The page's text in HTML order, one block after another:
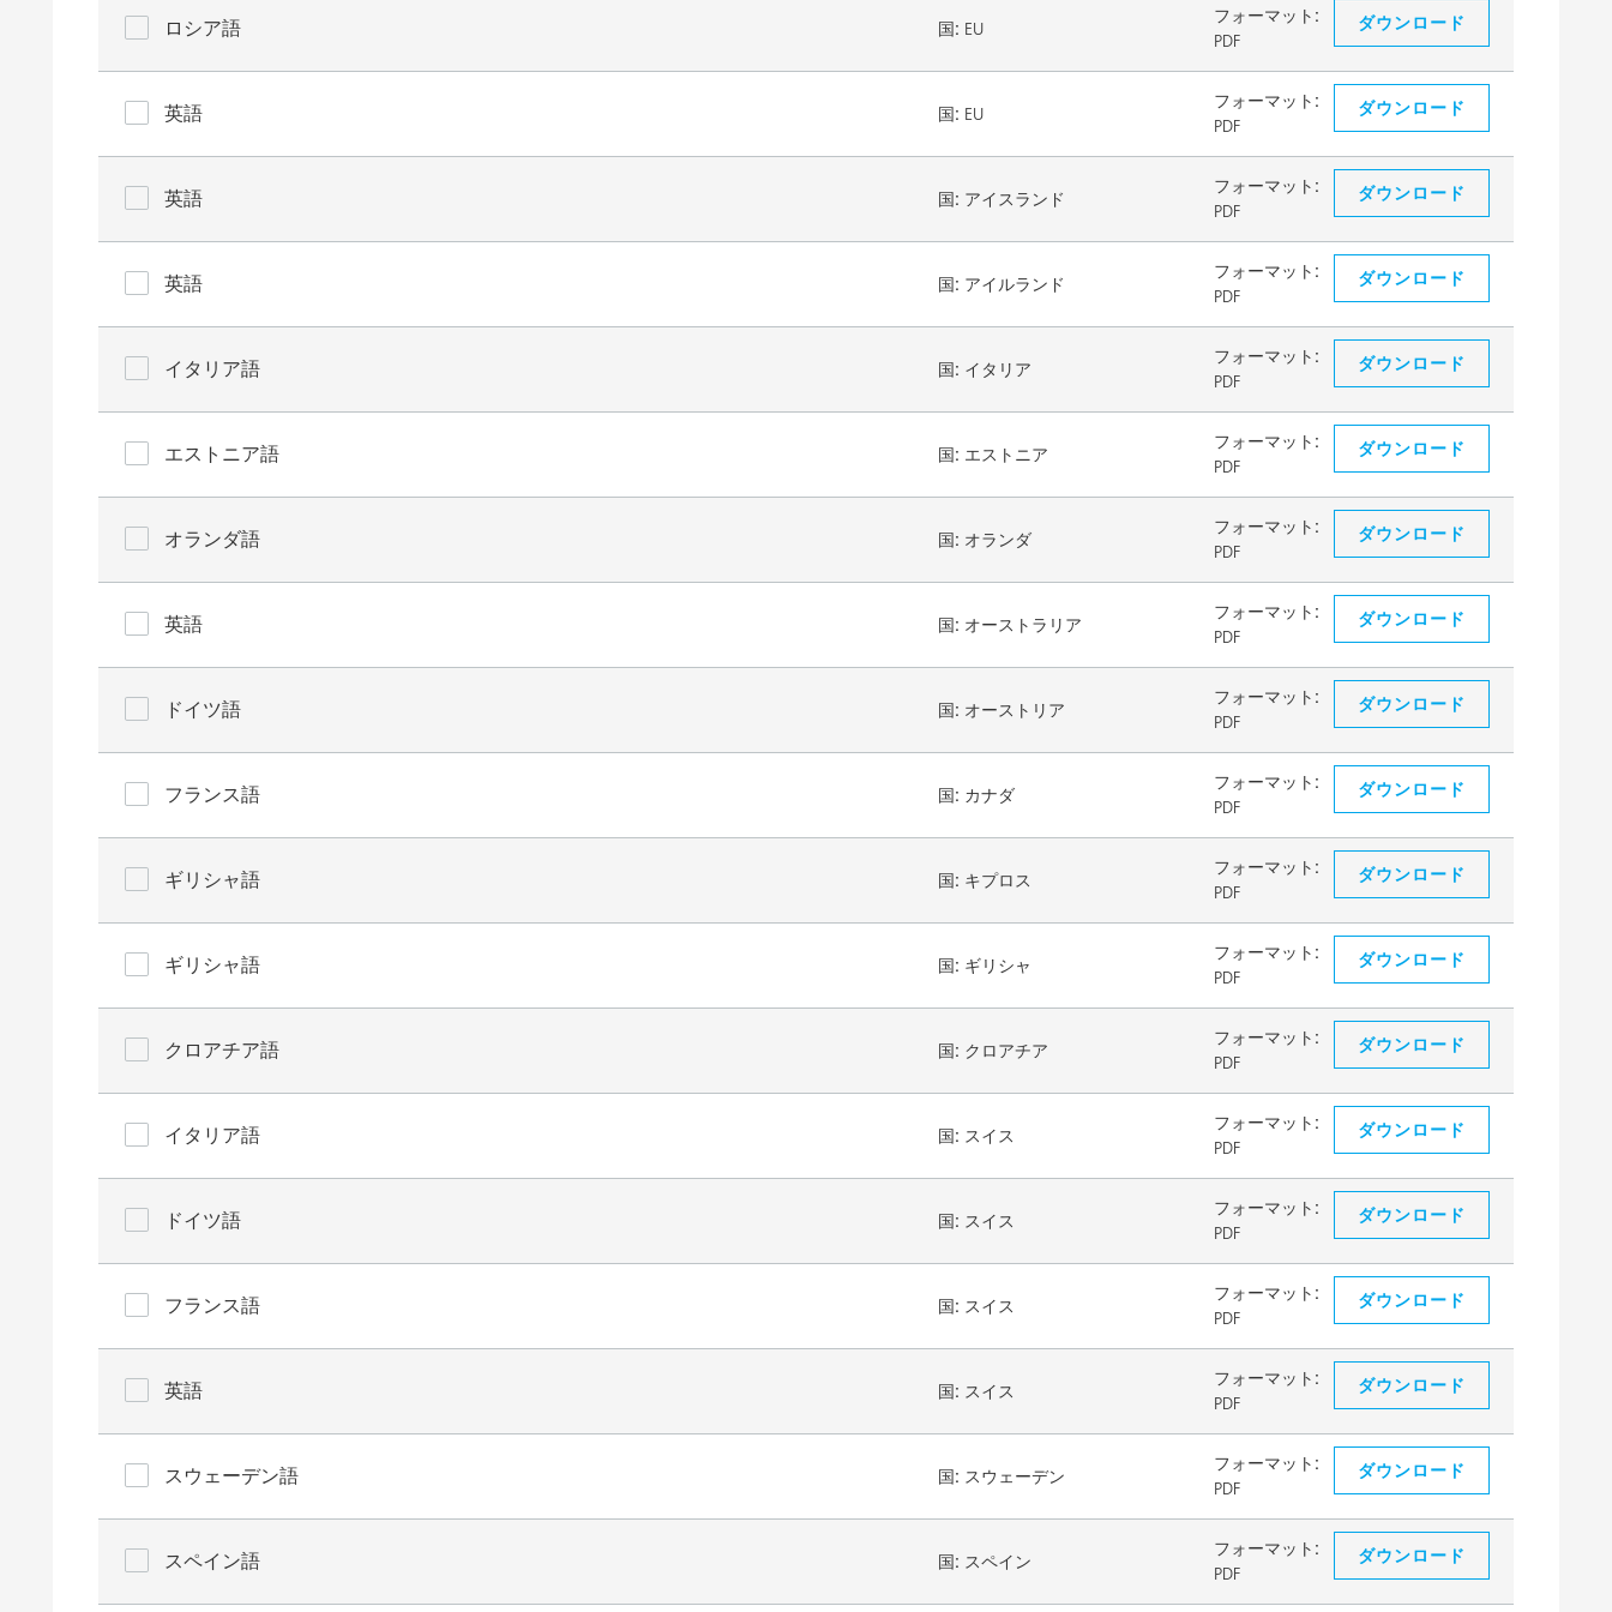
ロシア語 国: EU
フォーマット:
PDF
ダウンロード
英語 国: EU
フォーマット:
PDF
ダウンロード
英語 国: アイスランド
フォーマット:
PDF
ダウンロード
英語 国: アイルランド
フォーマット:
PDF
ダウンロード
イタリア語 国: イタリア
フォーマット:
PDF
ダウンロード
エストニア語 国: エストニア
フォーマット:
PDF
ダウンロード
オランダ語 国: オランダ
フォーマット:
PDF
ダウンロード
英語 国: オーストラリア
フォーマット:
PDF
ダウンロード
ドイツ語 国: オーストリア
フォーマット:
PDF
ダウンロード
フランス語 国: カナダ
フォーマット:
PDF
ダウンロード
ギリシャ語 国: キプロス
フォーマット:
PDF
ダウンロード
ギリシャ語 国: ギリシャ
フォーマット:
PDF
ダウンロード
クロアチア語 国: クロアチア
フォーマット:
PDF
ダウンロード
イタリア語 国: スイス
フォーマット:
PDF
ダウンロード
ドイツ語 国: スイス
フォーマット:
PDF
ダウンロード
フランス語 国: スイス
フォーマット:
PDF
ダウンロード
英語 国: スイス
フォーマット:
PDF
ダウンロード
スウェーデン語 国: スウェーデン
フォーマット:
PDF
ダウンロード
スペイン語 国: スペイン
フォーマット:
PDF
ダウンロード